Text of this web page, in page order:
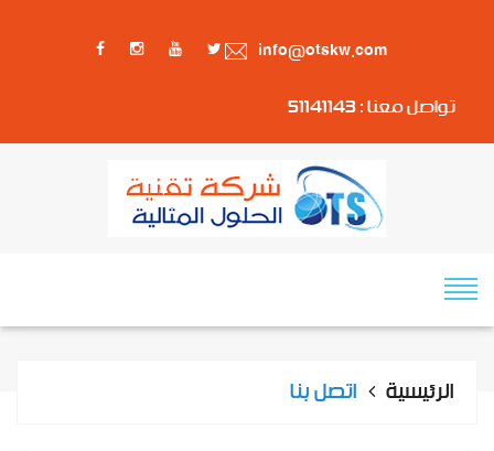
info@otskw.com
تواصل معنا : 51141143
الرئيسية اتصل بنا